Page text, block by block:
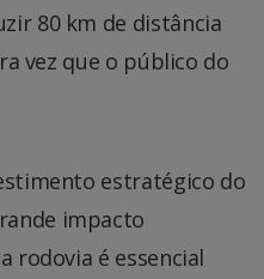
80 km de distância
vez que o público do
estratégico do
impacto
rodovia é essencial